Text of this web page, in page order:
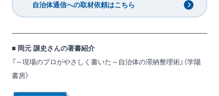
自治体通信への取材依頼はこちら
■ 岡元 譲史さんの著書紹介
『～現場のプロがやさしく書いた～自治体の滞納整理術』 （学陽
書房）